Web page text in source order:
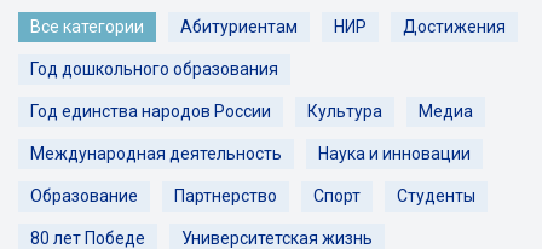
Все категории Абитуриентам НИР Достижения
Год дошкольного образования
Год единства народов России Культура Медиа
Международная деятельность Наука и инновации
Образование Партнерство Спорт Студенты
80 лет Победе Университетская жизнь